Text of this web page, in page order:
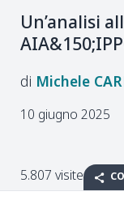
Un’analisi
Michele
10 giugno 2025
5.807 visite